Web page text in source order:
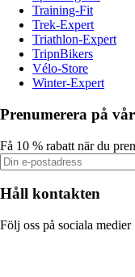
Training-Fit
Trek-Expert
Triathlon-Expert
TripnBikers
Vélo-Store
Winter-Expert
Prenumerera på
Få 10 % rabatt när du
Håll kontakten
Följ oss på sociala medier